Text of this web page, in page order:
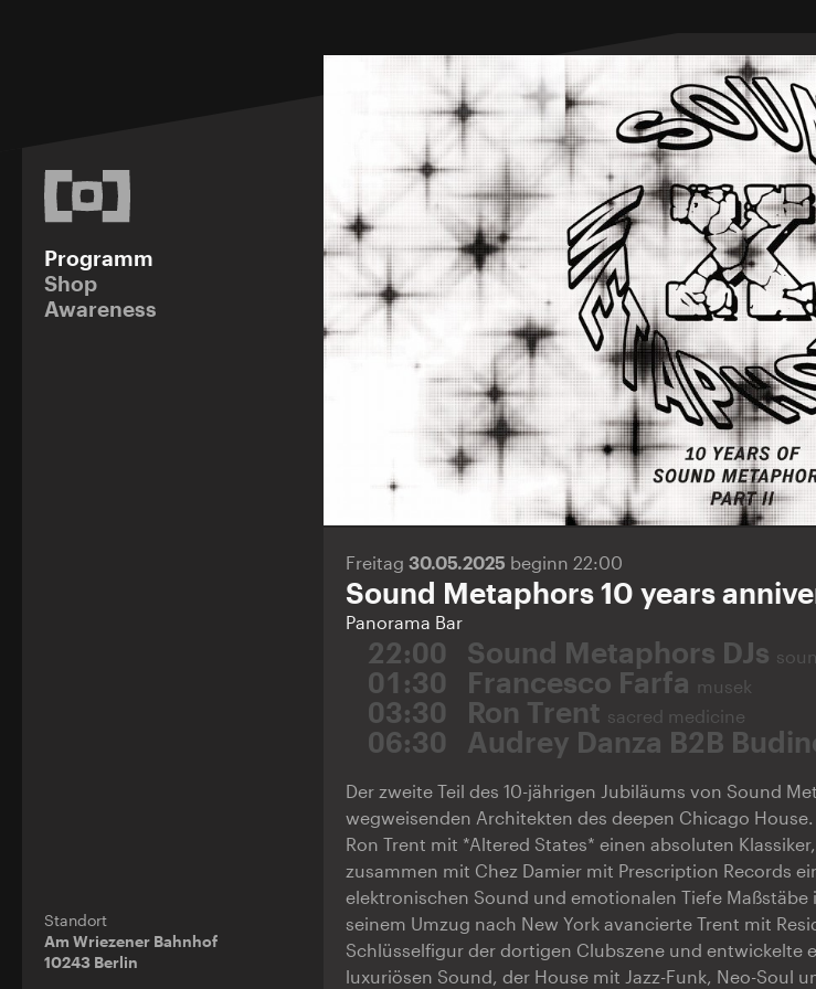
Programm
Shop
Awareness
Standort
Am Wriezener Bahnhof
10243 Berlin
Freitag 30.05.2025 beginn 22:00
Sound Metaphors 10 years
Panorama Bar
22:00 Sound Metaphors DJs
01:30 Francesco Farfa musek
03:30 Ron Trent sacred medicine
06:30 Audrey Danza B2B
Der zweite Teil des 10-jährigen Jubiläums von Sound
wegweisenden Architekten des deepen Chicago
Ron Trent mit *Altered States* einen absoluten
zusammen mit Chez Damier mit Prescription Records
elektronischen Sound und emotionalen Tiefe Maßstäbe
seinem Umzug nach New York avancierte Trent mit
Schlüsselfigur der dortigen Clubszene und entwickelte
luxuriösen Sound, der House mit Jazz-Funk, Neo-Soul